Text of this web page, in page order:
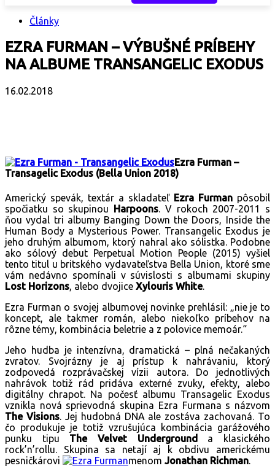
Články
EZRA FURMAN – VÝBUŠNÉ PRÍBEHY
NA ALBUME TRANSANGELIC EXODUS
16.02.2018
Ezra Furman –
Transagelic Exodus (Bella Union 2018)
Americký spevák, textár a skladateľ Ezra Furman pôsobil
spočiatku so skupinou Harpoons. V rokoch 2007-2011 s
ňou vydal tri albumy Banging Down the Doors, Inside the
Human Body a Mysterious Power. Transangelic Exodus je
jeho druhým albumom, ktorý nahral ako sólistka. Podobne
ako sólový debut Perpetual Motion People (2015) vyšiel
tento titul u britského vydavateľstva Bella Union, ktoré sme
vám nedávno spomínali v súvislosti s albumami skupiny
Lost Horizons, alebo dvojice Xylouris White.
Ezra Furman o svojej albumovej novinke prehlásil: „nie je to
koncept, ale takmer román, alebo niekoľko príbehov na
rôzne témy, kombinácia beletrie a z polovice memoár.“
Jeho hudba je intenzívna, dramatická – plná nečakaných
zvratov. Svojrázny je aj prístup k nahrávaniu, ktorý
zodpovedá rozprávačskej vízii autora. Do jednotlivých
nahrávok totiž rád pridáva externé zvuky, efekty, alebo
digitálny chrapot. Na počesť albumu Transagelic Exodus
vznikla nová sprievodná skupina Ezra Furmana s názvom
The Visions. Jej hudobná DNA ale zostáva zachovaná. To
čo produkuje je totiž vzrušujúca kombinácia garážového
punku tipu The Velvet Underground
a klasického
rock’n’rollu. Skupina sa netají aj k obdivu americkému
pesničkárovi
menom Jonathan Richman.